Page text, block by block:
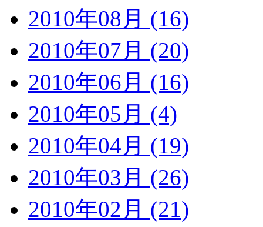
2010年08月 (16)
2010年07月 (20)
2010年06月 (16)
2010年05月 (4)
2010年04月 (19)
2010年03月 (26)
2010年02月 (21)